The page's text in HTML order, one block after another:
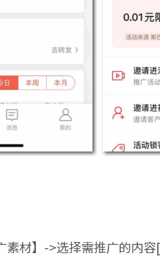
素材】->选择需推广的内